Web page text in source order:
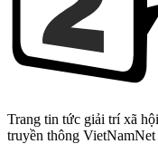
Trang tin tức giải trí xã
truyền thông VietNamNet